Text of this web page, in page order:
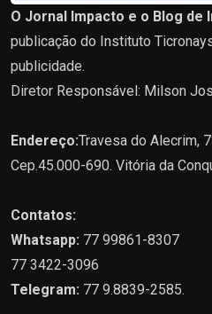
O Jornal Impacto e o Blog de
publicação do Instituto
publicidade.
Diretor Responsável: Milson
Endereço:Travesa do Alecrim,
Cep.45.000-690. Vitória da
Contatos:
Whatsapp: 77 99861-8307
77 3422-3096
Telegram: 77 9.8839-2585.